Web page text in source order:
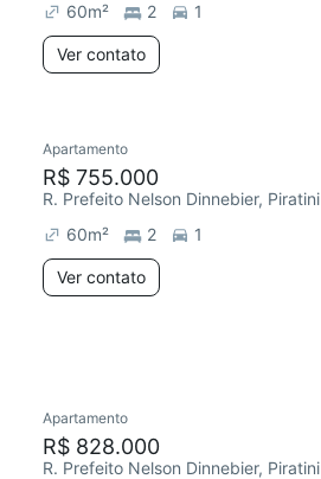
60m² 2 1
Ver contato
Chegou este mês
Apartamento
R$ 755.000
R. Prefeito Nelson Dinnebier, Piratini
60m² 2 1
Ver contato
Chegou este mês
Apartamento
R$ 828.000
R. Prefeito Nelson Dinnebier, Piratini